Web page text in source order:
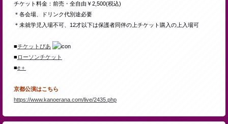
チケット料金：前売・全自由￥2,500(税込)
＊各会場、ドリンク代別途必要
＊未就学児入場不可、12才以下は保護者同伴の上チケット購入の上入場可
■チケットぴあ
■ ローソンチケット
■e＋
京都公演はこちら
https://www.kanoerana.com/live/2435.php